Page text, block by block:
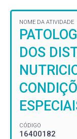
NOME DA ATIVIDADE
DOS
CÓDIGO
16400182